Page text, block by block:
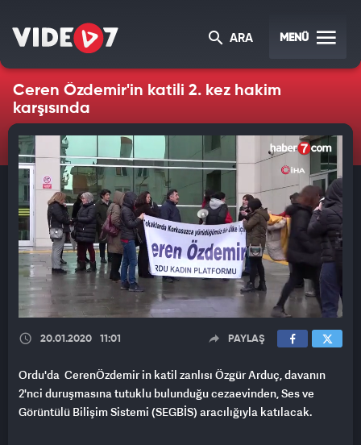
ARA MENÜ
Ceren Özdemir'in katili 2. kez hakim
karşısında
20.01.2020 11:01 PAYLAŞ
Ordu'da CerenÖzdemir in katil zanlısı Özgür Arduç, davanın
2'nci duruşmasına tutuklu bulunduğu cezaevinden, Ses ve
Görüntülü Bilişim Sistemi (SEGBİS) aracılığıyla katılacak.